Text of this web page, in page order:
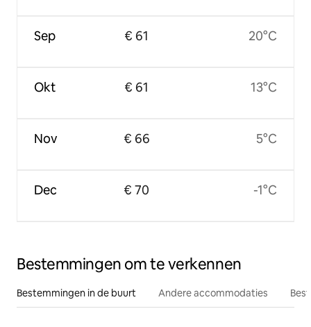
Sep
Okt
Nov
Dec
€ 61
€ 61
€ 66
€ 70
20°C
13°C
5°C
-1°C
Bestemmingen om te verkennen
Bestemmingen in de buurt Andere accommodaties